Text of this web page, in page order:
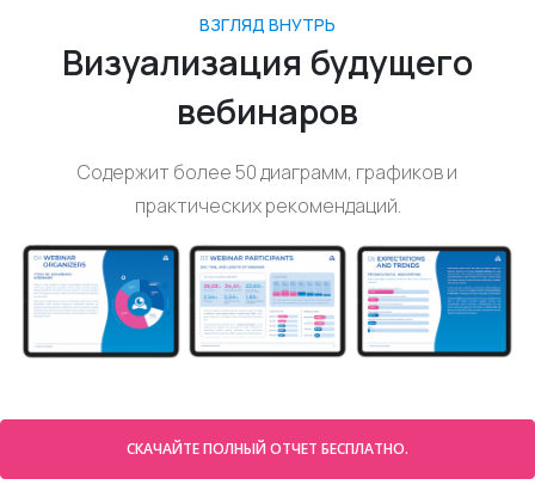
ВЗГЛЯД ВНУТРЬ
Визуализация будущего
вебинаров
Содержит более 50 диаграмм, графиков и
практических рекомендаций.
СКАЧАЙТЕ ПОЛНЫЙ ОТЧЕТ БЕСПЛАТНО.